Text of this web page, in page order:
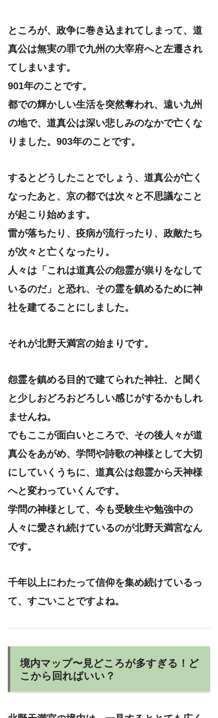
ところが、政争に巻き込まれてしまって、道
真公は無実の罪で九州の大宰府へと左遷され
てしまいます。
901年のことです。
都での輝かしい生活を突然奪われ、遠い九州
の地で、道真公は深い悲しみのなかで亡くな
りました。903年のことです。
するとどうしたことでしょう、道真公が亡く
なったあと、京の都では次々と不思議なこと
が起こり始めます。
雷が落ちたり、疫病が流行ったり、政敵たち
が次々と亡くなったり。
人々は「これは道真公の怨霊が祟りをなして
いるのだ」と恐れ、その霊を鎮めるために神
社を建てることにしました。
それが北野天満宮の始まりです。
怨霊を鎮める目的で建てられた神社、と聞く
と少しおどろおどろしい感じがするかもしれ
ませんね。
でもここが面白いところで、その後人々が道
真公をあがめ、学問や詩歌の神様として大切
にしていくうちに、道真公は怨霊から天神様
へと変わっていくんです。
学問の神様として、今も受験生や勉強中の
人々に愛され続けているのが北野天満宮なん
です。
千年以上にわたって信仰を集め続けているっ
て、すごいことですよね。
境内マップ〜見どころが多すぎる！ど
こから回ればいい？